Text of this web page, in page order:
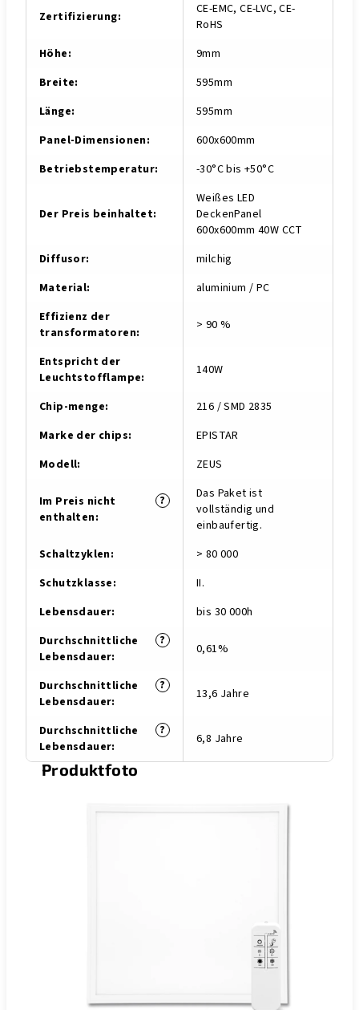
Zertifizierung:
CE-EMC, CE-LVC, CE-
RoHS
Höhe:
9mm
Breite:
595mm
Länge:
595mm
Panel-Dimensionen:
600x600mm
Betriebstemperatur: -30°C bis +50°C
Der Preis beinhaltet:
Weißes LED
DeckenPanel
600x600mm 40W CCT
Diffusor:
milchig
Material:
aluminium / PC
Effizienz der
transformatoren: > 90 %
Entspricht der
Leuchtstofflampe: 140W
Chip-menge:
216 / SMD 2835
Marke der chips:
EPISTAR
Modell: ZEUS
?
Im Preis nicht
enthalten:
Das Paket ist
vollständig und
einbaufertig.
Schaltzyklen:
> 80 000
Schutzklasse:
II.
Lebensdauer:
bis 30 000h
?
Durchschnittliche
Lebensdauer: 0,61%
?
Durchschnittliche
Lebensdauer: 13,6 Jahre
?
Durchschnittliche
Lebensdauer: 6,8 Jahre
Produktfoto